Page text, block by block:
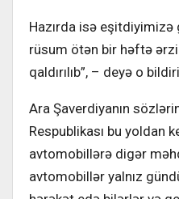
Hazırda isə eşitdiyimizə
rüsum ötən bir həftə
qaldırılıb”, – deyə o
Ara Şaverdiyanın
Respublikası bu yoldan
avtomobillərə digər
avtomobillər yalnız